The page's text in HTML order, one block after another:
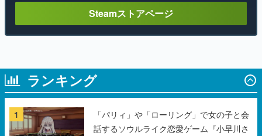
Steamストアページ
ランキング
1
「パリィ」や「ローリング」で女の子と会
話するソウルライク恋愛ゲーム『小早川さ